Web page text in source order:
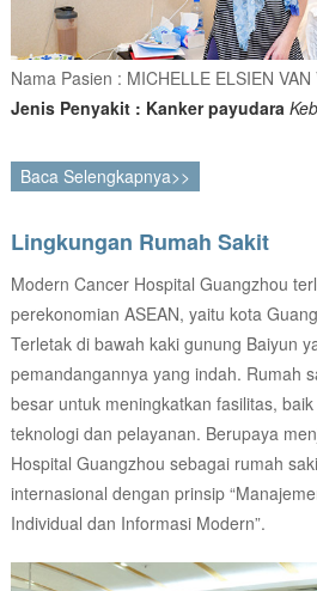
Nama Pasien : MICHELLE ELSIEN VAN
Jenis Penyakit : Kanker payudara
Baca Selengkapnya>>
Lingkungan Rumah Sakit
Modern Cancer Hospital Guangzhou
perekonomian ASEAN, yaitu kota
Terletak di bawah kaki gunung Baiyun
pemandangannya yang indah. Rumah
besar untuk meningkatkan fasilitas,
teknologi dan pelayanan. Berupaya
Hospital Guangzhou sebagai rumah
internasional dengan prinsip
Individual dan Informasi Modern”.